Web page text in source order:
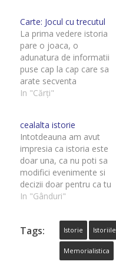
Carte: Jocul cu trecutul
La prima vedere istoria
pare o joaca, o
adunatura de informatii
puse cap la cap care sa
arate secventa
cronologica a
ofere si un punct de
vedere pe care sa il
adoptam sau, dupa caz,
sa-l combatem. Dar
istoria nu este deloc…
In "Cărți"
cealalta istorie
Intotdeauna am avut
impresia ca istoria este
doar una, ca nu poti sa
modifici evenimente si
decizii doar pentru ca tu
decizi ca de fapt nu asa
lasi amprenta asupra
acelui episod in alt mod.
Dar m-am inselat si
trebuie sa recunosc ca
In "Gânduri"
Tags: Istorie
Memorialistica